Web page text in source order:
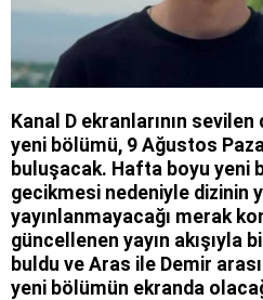
Kanal D ekranlarının
yeni bölümü, 9 Ağustos
buluşacak. Hafta boyu yeni
gecikmesi nedeniyle dizinin
yayınlanmayacağı merak
güncellenen yayın akışıyla
buldu ve Aras ile Demir
yeni bölümün ekranda